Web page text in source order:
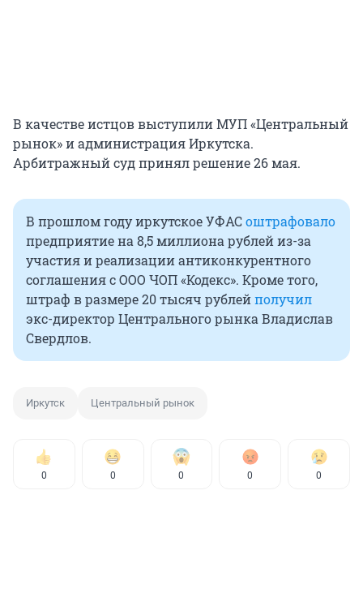
В качестве истцов выступили МУП «Центральный
рынок» и администрация Иркутска.
Арбитражный суд принял решение 26 мая.
В прошлом году иркутское УФАСоштрафовало
предприятие на 8,5 миллиона рублей из-за
участия и реализации антиконкурентного
соглашения с ООО ЧОП «Кодекс». Кроме того,
штраф в размере 20 тысяч рублейполучил
экс-директор Центрального рынка Владислав
Свердлов.
Иркутск Центральный рынок
0 0 0 0 0